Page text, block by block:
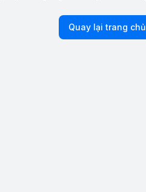
Quay lại trang chủ